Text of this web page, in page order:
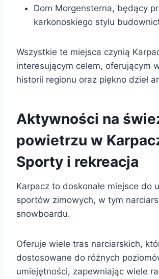
Dom Morgensterna, będący
karkonoskiego stylu
Wszystkie te miejsca czynią
interesującym celem, oferującym
historii regionu oraz piękno dzieł
Aktywności na
powietrzu w
Sporty i rekreacja
Karpacz to doskonałe miejsce do
sportów zimowych, w tym
snowboardu.
Oferuje wiele tras narciarskich,
dostosowane do różnych
umiejętności, zapewniając wiele